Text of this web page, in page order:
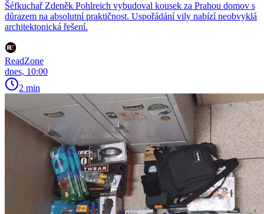
Šéfkuchař Zdeněk Pohlreich vybudoval kousek za Prahou domov s
důrazem na absolutní praktičnost. Uspořádání vily nabízí neobvyklá
architektonická řešení.
ReadZone
dnes, 10:00
2 min